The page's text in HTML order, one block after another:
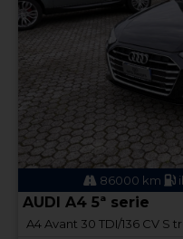
86000 km
AUDI A4 5ª serie
A4 Avant 30 TDI/136 CV S